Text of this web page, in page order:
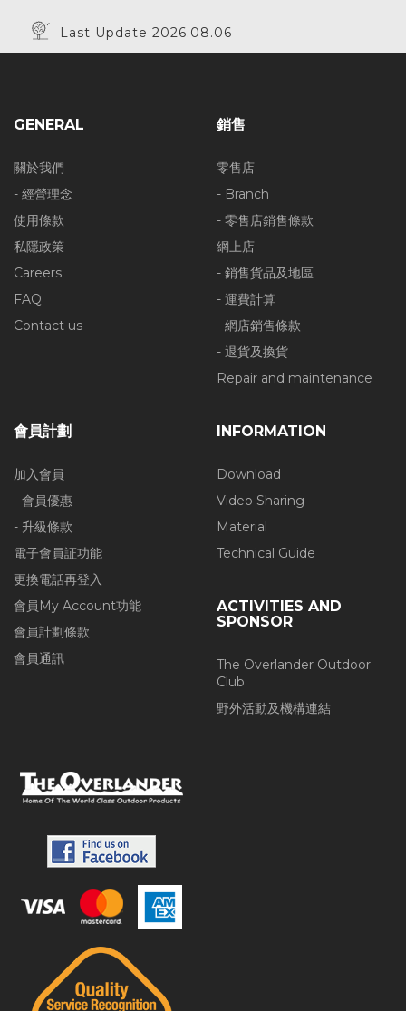
Last Update 2026.08.06
GENERAL
關於我們
- 經營理念
使用條款
私隱政策
Careers
FAQ
Contact us
銷售
零售店
- Branch
- 零售店銷售條款
網上店
- 銷售貨品及地區
- 運費計算
- 網店銷售條款
- 退貨及換貨
Repair and maintenance
會員計劃
加入會員
- 會員優惠
- 升級條款
電子會員証功能
更換電話再登入
會員My Account功能
會員計劃條款
會員通訊
INFORMATION
Download
Video Sharing
Material
Technical Guide
ACTIVITIES AND
SPONSOR
The Overlander Outdoor
Club
野外活動及機構連結